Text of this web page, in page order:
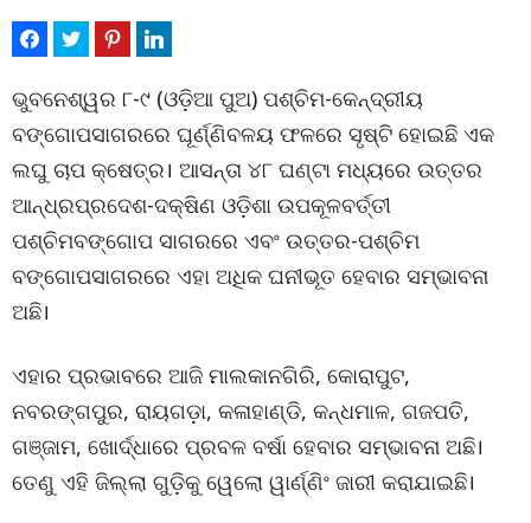
ଭୁବନେଶ୍ୱର ୮-୯ (ଓଡ଼ିଆ ପୁଅ) ପଶ୍ଚିମ-କେନ୍ଦ୍ରୀୟ
ବଙ୍ଗୋପସାଗରରେ ଘୂର୍ଣ୍ଣିବଳୟ ଫଳରେ ସୃଷ୍ଟି ହୋଇଛି ଏକ
ଲଘୁ ଚାପ କ୍ଷେତ୍ର। ଆସନ୍ତା ୪୮ ଘଣ୍ଟା ମଧ୍ୟରେ ଉତ୍ତର
ଆନ୍ଧ୍ରପ୍ରଦେଶ-ଦକ୍ଷିଣ ଓଡ଼ିଶା ଉପକୂଳବର୍ତ୍ତୀ
ପଶ୍ଚିମବଙ୍ଗୋପ ସାଗରରେ ଏବଂ ଉତ୍ତର-ପଶ୍ଚିମ
ବଙ୍ଗୋପସାଗରରେ ଏହା ଅଧିକ ଘନୀଭୂତ ହେବାର ସମ୍ଭାବନା
ଅଛି।
ଏହାର ପ୍ରଭାବରେ ଆଜି ମାଲକାନଗିରି, କୋରାପୁଟ,
ନବରଙ୍ଗପୁର, ରାୟଗଡ଼ା, କଳାହାଣ୍ଡି, କନ୍ଧମାଳ, ଗଜପତି,
ଗଞ୍ଜାମ, ଖୋର୍ଦ୍ଧାରେ ପ୍ରବଳ ବର୍ଷା ହେବାର ସମ୍ଭାବନା ଅଛି।
ତେଣୁ ଏହି ଜିଲ୍ଲା ଗୁଡ଼ିକୁ ୱେଲୋ ୱାର୍ଣ୍ଣିଂ ଜାରୀ କରାଯାଇଛି।